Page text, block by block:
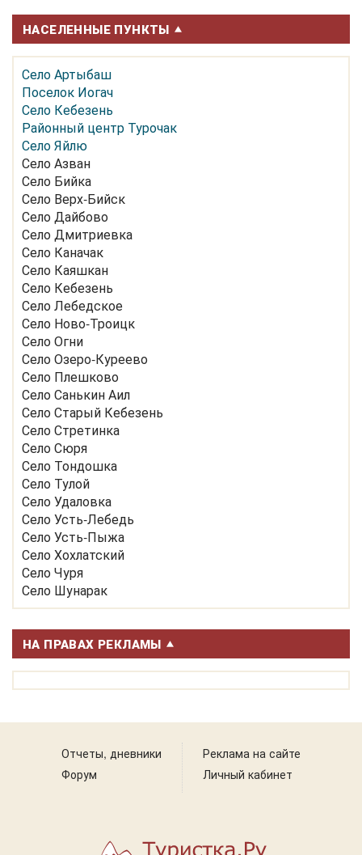
НАСЕЛЕННЫЕ ПУНКТЫ
Село Артыбаш
Поселок Иогач
Село Кебезень
Районный центр Турочак
Село Яйлю
Село Азван
Село Бийка
Село Верх-Бийск
Село Дайбово
Село Дмитриевка
Село Каначак
Село Каяшкан
Село Кебезень
Село Лебедское
Село Ново-Троицк
Село Огни
Село Озеро-Куреево
Село Плешково
Село Санькин Аил
Село Старый Кебезень
Село Стретинка
Село Сюря
Село Тондошка
Село Тулой
Село Удаловка
Село Усть-Лебедь
Село Усть-Пыжа
Село Хохлатский
Село Чуря
Село Шунарак
НА ПРАВАХ РЕКЛАМЫ
Отчеты, дневники
Форум
Реклама на сайте
Личный кабинет